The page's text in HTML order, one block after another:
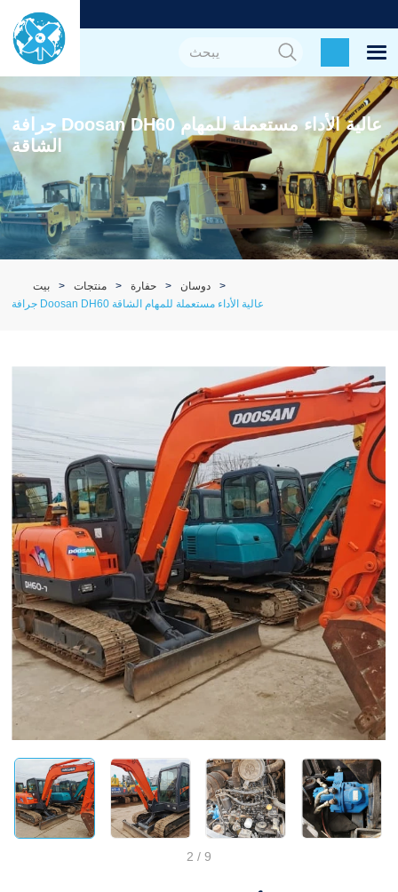
جرافة Doosan DH60 عالية الأداء مستعملة للمهام
الشاقة
بيت منتجات حفارة
دوسان
جرافة Doosan DH60 عالية الأداء مستعملة للمهام الشاقة
2 / 9